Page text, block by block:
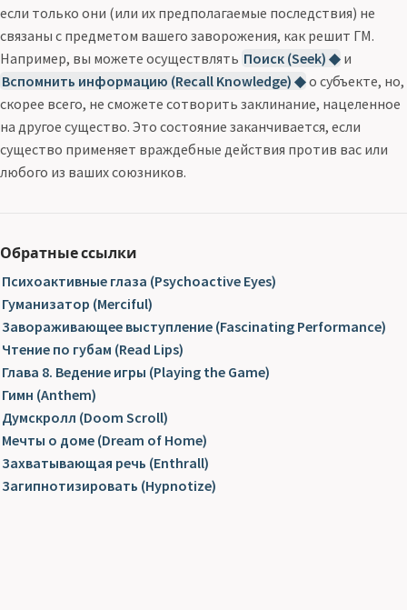
если только они (или их предполагаемые последствия) не
связаны с предметом вашего заворожения, как решит ГМ.
Например, вы можете осуществлять Поиск (Seek) ◆ и
Вспомнить информацию (Recall Knowledge) ◆ о субъекте, но,
скорее всего, не сможете сотворить заклинание, нацеленное
на другое существо. Это состояние заканчивается, если
существо применяет враждебные действия против вас или
любого из ваших союзников.
Обратные ссылки
Психоактивные глаза (Psychoactive Eyes)
Гуманизатор (Merciful)
Завораживающее выступление (Fascinating Performance)
Чтение по губам (Read Lips)
Глава 8. Ведение игры (Playing the Game)
Гимн (Anthem)
Думскролл (Doom Scroll)
Мечты о доме (Dream of Home)
Захватывающая речь (Enthrall)
Загипнотизировать (Hypnotize)